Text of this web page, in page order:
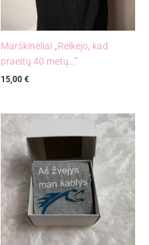
Marškinėliai „Reikėjo, kad
praeitų 40 metų…”
15,00 €